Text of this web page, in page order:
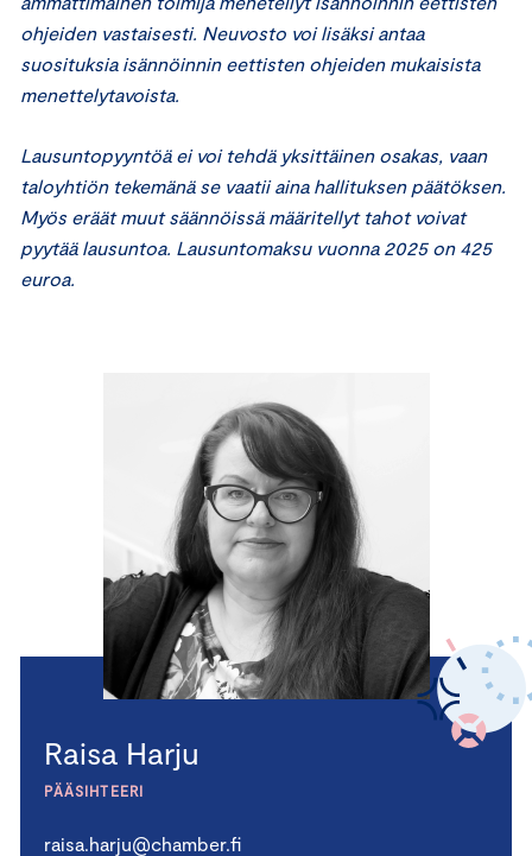
ohjeiden vastaisesti. Neuvosto voi lisäksi antaa
suosituksia isännöinnin eettisten ohjeiden mukaisista
menettelytavoista.
Lausuntopyyntöä ei voi tehdä yksittäinen osakas, vaan
taloyhtiön tekemänä se vaatii aina hallituksen päätöksen.
Myös eräät muut säännöissä määritellyt tahot voivat
pyytää lausuntoa. Lausuntomaksu vuonna 2025 on 425
euroa.
Raisa Harju
PÄÄSIHTEERI
raisa.harju@chamber.fi